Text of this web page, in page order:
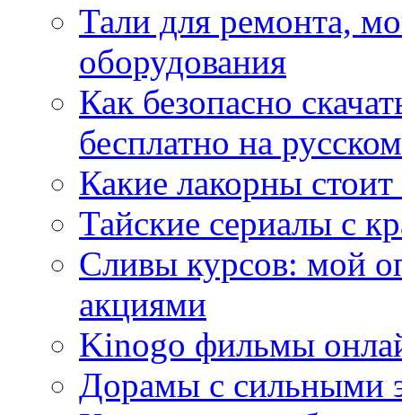
Тали для ремонта,
оборудования
Как безопасно
бесплатно на
Какие лакорны
Тайские сериалы с
Сливы курсов: мой
акциями
Kinogo фильмы
Дорамы с сильными